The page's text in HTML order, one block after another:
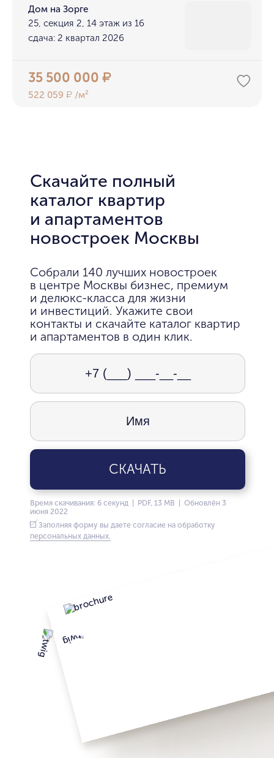
Дом на Зорге
25, секция 2, 14 этаж из 16
сдача: 2 квартал 2026
35 500 000₽
522 059₽ /м²
Скачайте полный
каталог квартир
и апартаментов
новостроек Москвы
Собрали 140 лучших новостроек
в центре Москвы бизнес, премиум
и делюкс-класса для жизни
и инвестиций. Укажите свои
контакты и скачайте каталог квартир
и апартаментов в один клик.
СКАЧАТЬ
Время скачивания: 6 секунд | PDF, 13 MB | Обновлён 3
июня 2022
Заполняя форму вы даете согласие на обработку
персональных данных.